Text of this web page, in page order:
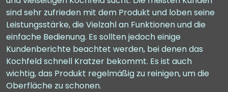
sind sehr zufrieden mit dem Produkt und loben seine
Leistungsstärke, die Vielzahl an Funktionen und die
einfache Bedienung. Es sollten jedoch einige
Kundenberichte beachtet werden, bei denen das
Kochfeld schnell Kratzer bekommt. Es ist auch
wichtig, das Produkt regelmäßig zu reinigen, um die
Oberfläche zu schonen.